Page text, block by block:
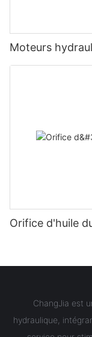
Moteurs
Orifice d'huile
ChangJia est
hydraulique,